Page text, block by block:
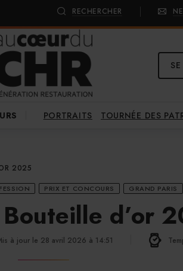
RECHERCHER
PORTRAITS TOURNÉE DES
2025
PRIX ET CONCOURS GRAND PARIS
d’or
à jour le 28 avril 2026 à 14:51